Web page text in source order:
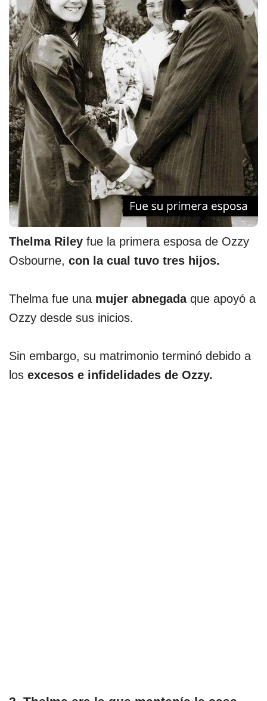
Thelma Riley fue la primera esposa de Ozzy
Osbourne, con la cual tuvo tres hijos.
Thelma fue una mujer abnegadaque apoyó a
Ozzy desde sus inicios.
Sin embargo, su matrimonio terminó debido a
los excesos e infidelidades de Ozzy.